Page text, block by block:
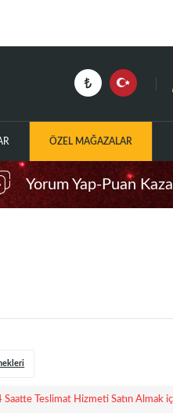
ÖZEL MAĞAZALAR
Yorum Yap-Puan
Teslimat Hizmeti Satın Almak